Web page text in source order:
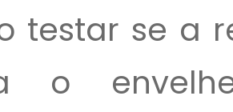
testar se a
o